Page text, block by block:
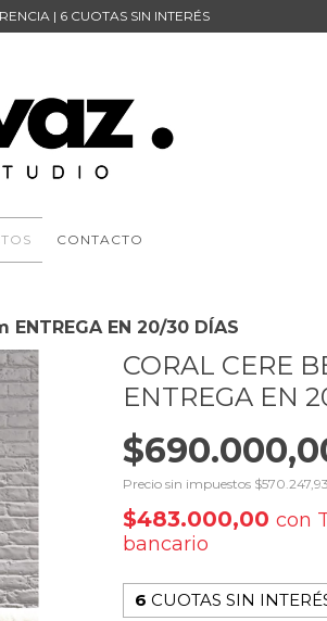
| 6 CUOTAS SIN INTERÉS
CONTACTO
EN 20/30 DÍAS
CORAL CERE
ENTREGA EN
Precio sin impuestos $570.247,93
$483.000,00con
bancario
6 CUOTAS SIN